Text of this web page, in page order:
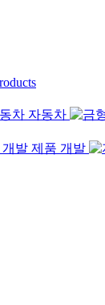
자동차
제품 개발